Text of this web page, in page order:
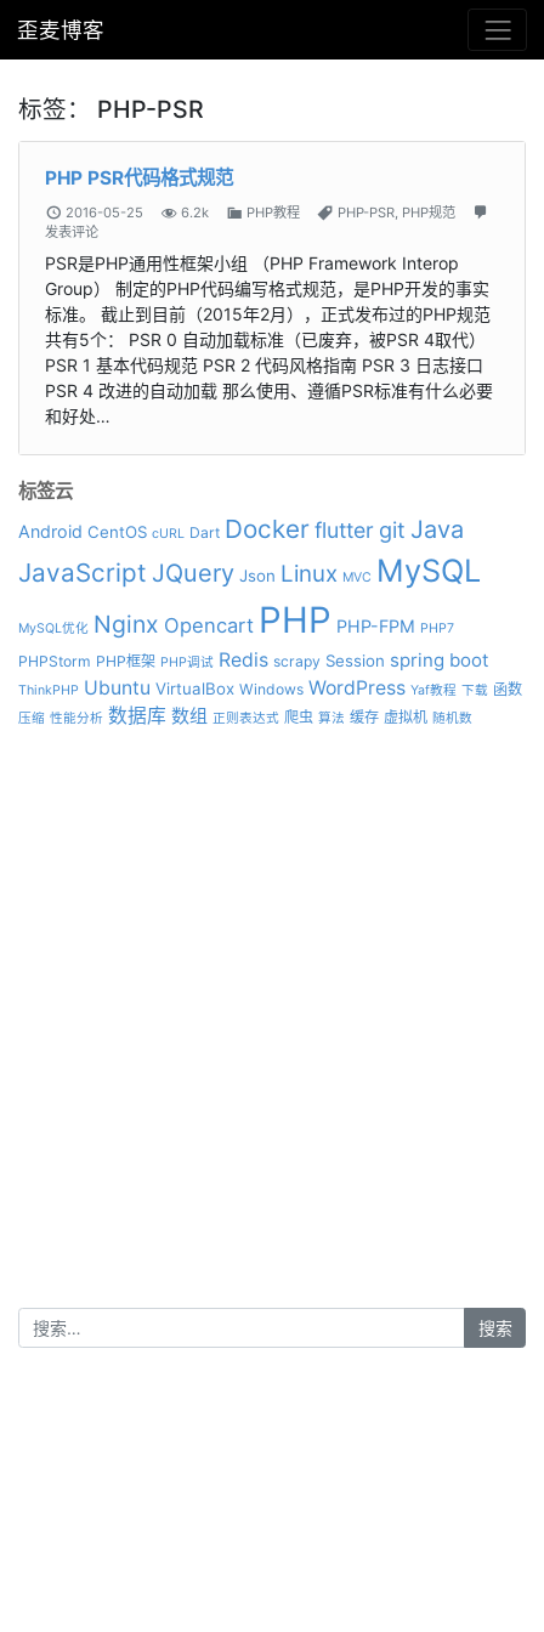
歪麦博客
标签： PHP-PSR
PHP PSR代码格式规范
2016-05-25 6.2k PHP教程 PHP-PSR PHP规范
发表评论
PSR是PHP通用性框架小组 （PHP Framework Interop
Group） 制定的PHP代码编写格式规范，是PHP开发的事实
标准。 截止到目前（2015年2月），正式发布过的PHP规范
共有5个： PSR 0 自动加载标准（已废弃，被PSR 4取代）
PSR 1 基本代码规范 PSR 2 代码风格指南 PSR 3 日志接口
PSR 4 改进的自动加载 那么使用、遵循PSR标准有什么必要
和好处…
标签云
Android CentOS cURL Dart Dockerflutter git Java
JavaScript JQuery Json Linux MVC MySQL
MySQL优化 Nginx Opencart PHP PHP-FPM PHP7
PHPStorm PHP框架 PHP调试 Redis scrapy Session spring boot
ThinkPHP Ubuntu VirtualBox Windows WordPress Yaf教程 下载 函数
压缩 性能分析 数据库 数组 正则表达式 爬虫 算法 缓存 虚拟机 随机数